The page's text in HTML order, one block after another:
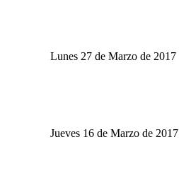
Lunes 27 de Marzo de 2017
Jueves 16 de Marzo de 2017